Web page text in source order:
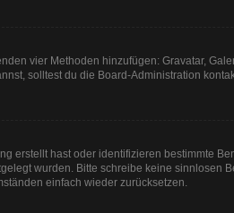
vier Methoden hinzufügen: Gravatar,
solltest du die Board-Administration
erstellt hast oder identifizieren bestimmte
wurden. Bitte schreibe keine
einfach wieder zurücksetzen.